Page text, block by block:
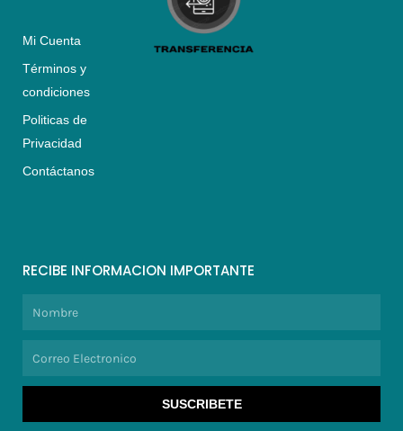
Mi Cuenta
Términos y
condiciones
Politicas de
Privacidad
Contáctanos
RECIBE INFORMACION IMPORTANTE
SUSCRIBETE